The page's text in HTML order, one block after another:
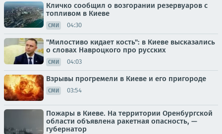
Кличко сообщил о возгорании резервуаров с
топливом в Киеве
СМИ 04:30
"Милостиво кидает кость": в Киеве высказались
о словах Навроцкого про русских
СМИ 04:03
Взрывы прогремели в Киеве и его пригороде
СМИ 03:54
Пожары в Киеве. На территории Оренбургской
области объявлена ракетная опасность, —
губернатор